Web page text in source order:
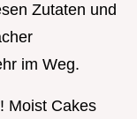
Zutaten und
im Weg.
Moist Cakes